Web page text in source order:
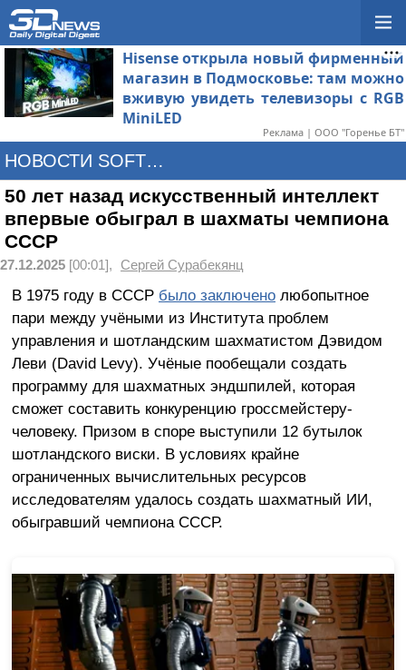
Hisense открыла новый фирменный
магазин в Подмосковье: там можно
вживую увидеть телевизоры с RGB
MiniLED
Реклама | ООО "Горенье БТ"
НОВОСТИ SOFTWARE
50 лет назад искусственный интеллект
впервые обыграл в шахматы чемпиона
СССР
27.12.2025 [00:01], Сергей Сурабекянц
В 1975 году в СССР было заключенолюбопытное
пари между учёными из Института проблем
управления и шотландским шахматистом Дэвидом
Леви (David Levy). Учёные пообещали создать
программу для шахматных эндшпилей, которая
сможет составить конкуренцию гроссмейстеру-
человеку. Призом в споре выступили 12 бутылок
шотландского виски. В условиях крайне
ограниченных вычислительных ресурсов
исследователям удалось создать шахматный ИИ,
обыгравший чемпиона СССР.